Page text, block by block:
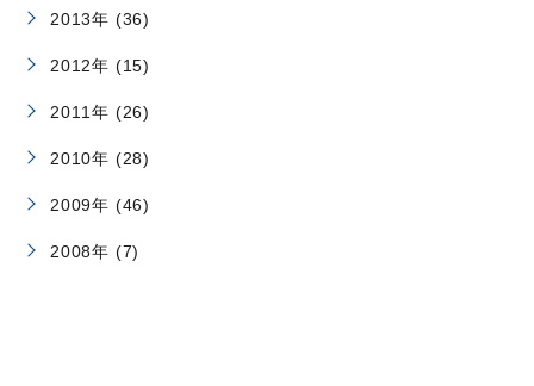
2013年 (36)
2012年 (15)
2011年 (26)
2010年 (28)
2009年 (46)
2008年 (7)